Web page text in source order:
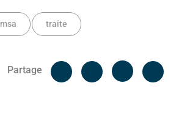
msa traite
Partage
Facebook